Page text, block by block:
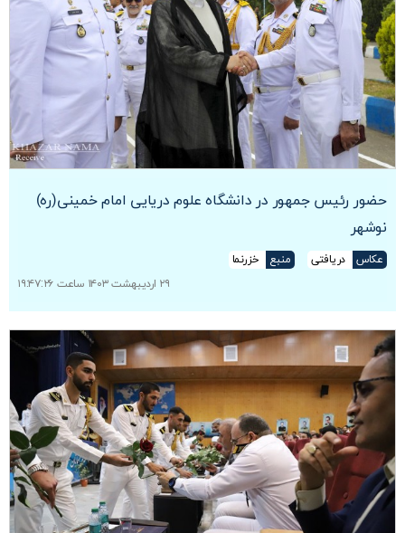
حضور رئیس جمهور در دانشگاه علوم دریایی امام خمینی(ره)
نوشهر
عکاس دریافتی منبع
خزرنما
۲۹ اردیبهشت ۱۴۰۳ ساعت ۱۹:۴۷:۲۶